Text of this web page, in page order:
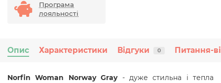
Програма
лояльності
Опис Характеристики Відгуки 0 Питання-
Norfin Woman Norway Gray- дуже стильна і тепла